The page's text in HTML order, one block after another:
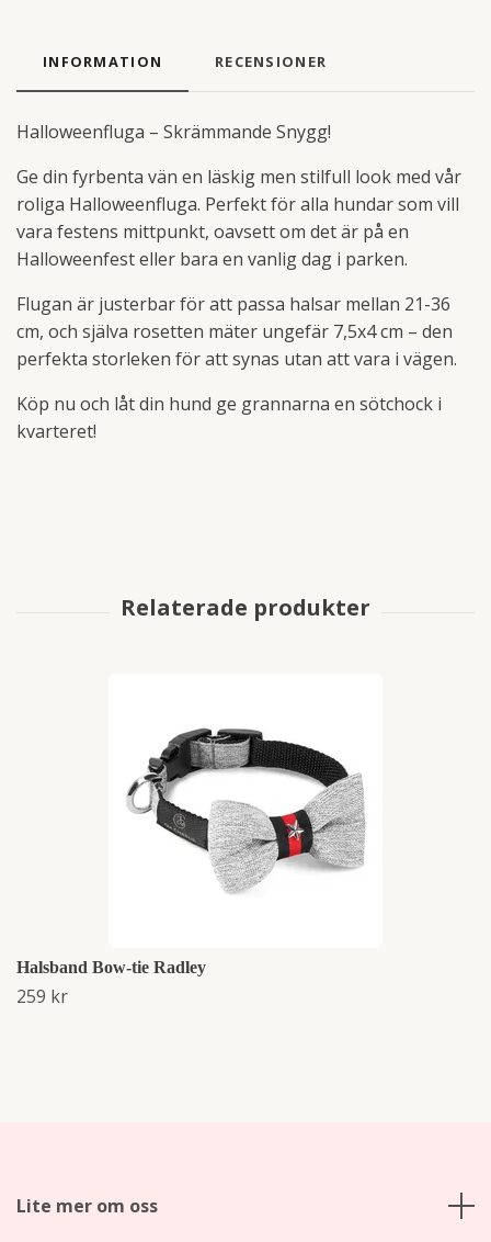
INFORMATION RECENSIONER
Halloweenfluga – Skrämmande Snygg!
Ge din fyrbenta vän en läskig men stilfull look med vår
roliga Halloweenfluga. Perfekt för alla hundar som vill
vara festens mittpunkt, oavsett om det är på en
Halloweenfest eller bara en vanlig dag i parken.
Flugan är justerbar för att passa halsar mellan 21-36
cm, och själva rosetten mäter ungefär 7,5x4 cm – den
perfekta storleken för att synas utan att vara i vägen.
Köp nu och låt din hund ge grannarna en sötchock i
kvarteret!
Halsband Bow-tie Radley
259 kr
Lite mer om oss